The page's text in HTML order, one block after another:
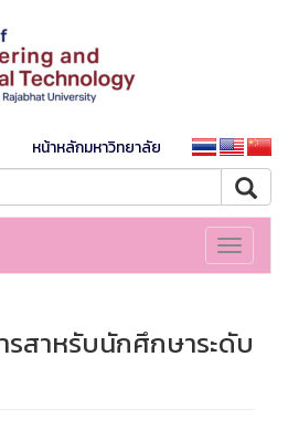
หน้าหลักมหาวิทยาลัย
Toggle
รสาหรับนักศึกษาระดับ